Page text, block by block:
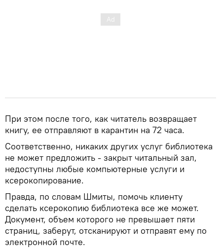
При этом после того, как читатель возвращает
книгу, ее отправляют в карантин на 72 часа.
Соответственно, никаких других услуг библиотека
не может предложить - закрыт читальный зал,
недоступны любые компьютерные услуги и
ксерокопирование.
Правда, по словам Шмиты, помочь клиенту
сделать ксерокопию библиотека все же может.
Документ, объем которого не превышает пяти
страниц, заберут, отсканируют и отправят ему по
электронной почте.